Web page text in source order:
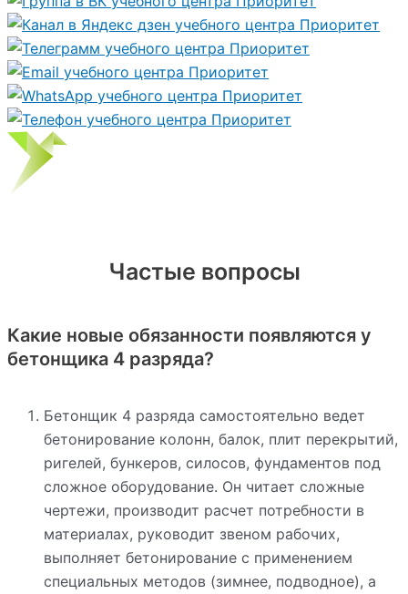
Частые вопросы
Какие новые обязанности появляются у
бетонщика 4 разряда?
Бетонщик 4 разряда самостоятельно ведет
бетонирование колонн, балок, плит перекрытий,
ригелей, бункеров, силосов, фундаментов под
сложное оборудование. Он читает сложные
чертежи, производит расчет потребности в
материалах, руководит звеном рабочих,
выполняет бетонирование с применением
специальных методов (зимнее, подводное), а